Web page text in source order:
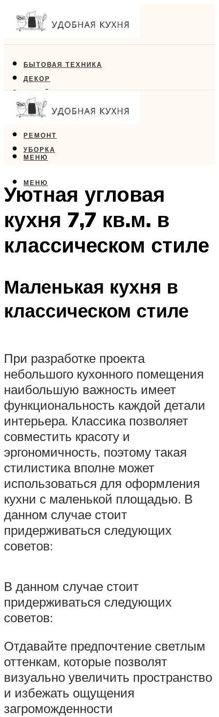
БЫТОВАЯ ТЕХНИКА
ДЕКОР
ДИЗАЙН
ЕДА
РЕМОНТ
УБОРКА
МЕНЮ
МЕНЮ
Уютная угловая
кухня 7,7 кв.м. в
классическом стиле
Маленькая кухня в
классическом стиле
При разработке проекта
небольшого кухонного помещения
наибольшую важность имеет
функциональность каждой детали
интерьера. Классика позволяет
совместить красоту и
эргономичность, поэтому такая
стилистика вполне может
использоваться для оформления
кухни с маленькой площадью. В
данном случае стоит
придерживаться следующих
советов:
В данном случае стоит
придерживаться следующих
советов:
Отдавайте предпочтение светлым
оттенкам, которые позволят
визуально увеличить пространство
и избежать ощущения
загроможденности